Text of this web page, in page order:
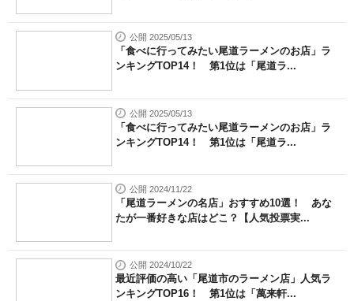
公開 2025/05/13
「食べに行ってみたい尾道ラーメンのお店」ラ
ンキングTOP14！ 第1位は「尾道ラ...
公開 2025/05/13
「食べに行ってみたい尾道ラーメンのお店」ラ
ンキングTOP14！ 第1位は「尾道ラ...
公開 2024/11/22
「尾道ラーメンの名店」おすすめ10選！ あな
たが一番好きな店はどこ？【人気投票実...
公開 2024/10/22
最近評価の高い「尾道市のラーメン店」人気ラ
ンキングTOP16！ 第1位は「萬来軒...